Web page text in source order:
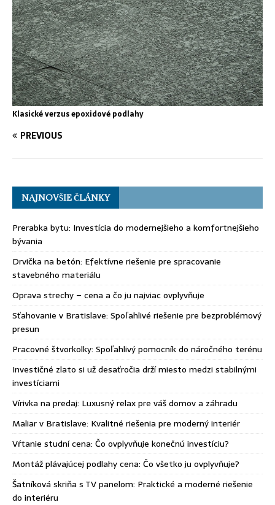
Klasické verzus epoxidové podlahy
PREVIOUS
NAJNOVŠIE ČLÁNKY
Prerabka bytu: Investícia do modernejšieho a komfortnejšieho
bývania
Drvička na betón: Efektívne riešenie pre spracovanie
stavebného materiálu
Oprava strechy – cena a čo ju najviac ovplyvňuje
Sťahovanie v Bratislave: Spoľahlivé riešenie pre bezproblémový
presun
Pracovné štvorkolky: Spoľahlivý pomocník do náročného terénu
Investičné zlato si už desaťročia drží miesto medzi stabilnými
investíciami
Vírivka na predaj: Luxusný relax pre váš domov a záhradu
Maliar v Bratislave: Kvalitné riešenia pre moderný interiér
Vŕtanie studní cena: Čo ovplyvňuje konečnú investíciu?
Montáž plávajúcej podlahy cena: Čo všetko ju ovplyvňuje?
Šatníková skriňa s TV panelom: Praktické a moderné riešenie
do interiéru